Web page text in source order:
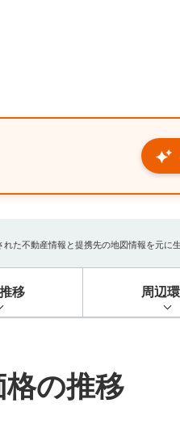
た不動産情報と提携先の地図情報を元
移 周辺
の推移